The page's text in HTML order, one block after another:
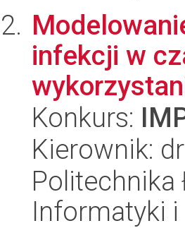
infekcji w
Konkurs:
Kierownik:
Politechnika
Informatyki